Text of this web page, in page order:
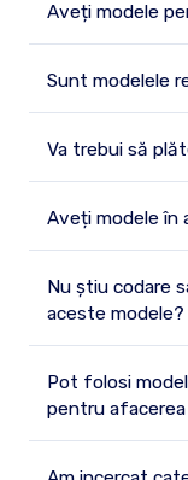
Aveți modele
Sunt modelele
Va trebui să
Aveți modele în
Nu știu codare
aceste modele?
Pot folosi
pentru afacerea